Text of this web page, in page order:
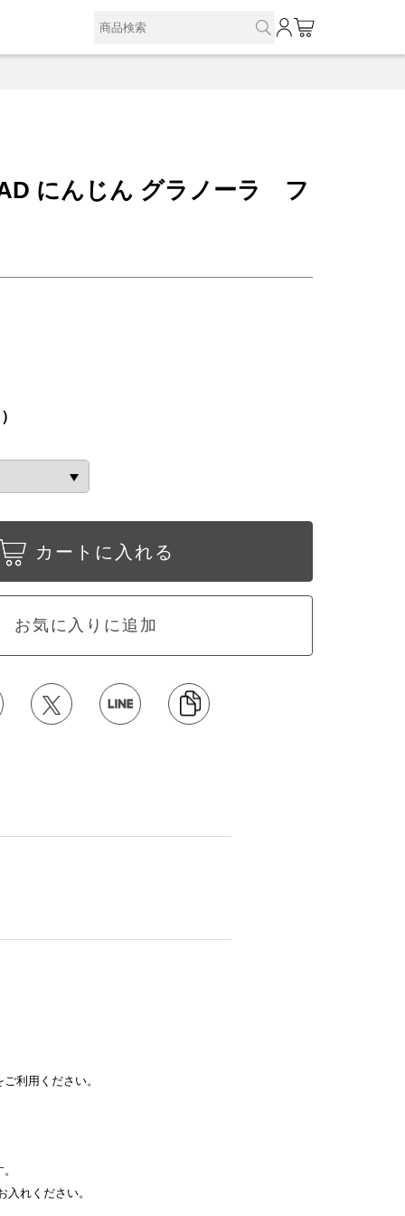
にんじん グラノーラ フ
カートに入れる
お気に入りに追加
利用ください。
入れください。